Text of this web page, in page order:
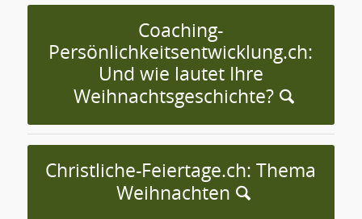
Coaching-
Persönlichkeitsentwicklung.ch:
Und wie lautet Ihre
Weihnachtsgeschichte?
Christliche-Feiertage.ch: Thema
Weihnachten